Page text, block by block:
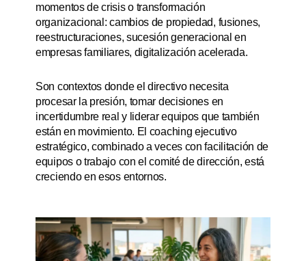
momentos de crisis o transformación
organizacional: cambios de propiedad, fusiones,
reestructuraciones, sucesión generacional en
empresas familiares, digitalización acelerada.
Son contextos donde el directivo necesita
procesar la presión, tomar decisiones en
incertidumbre real y liderar equipos que también
están en movimiento. El coaching ejecutivo
estratégico, combinado a veces con facilitación de
equipos o trabajo con el comité de dirección, está
creciendo en esos entornos.